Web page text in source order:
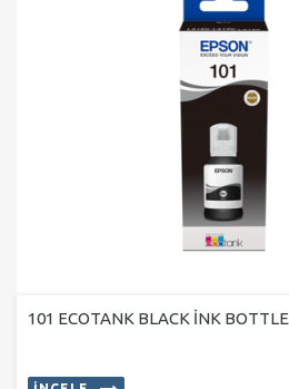
101 ECOTANK BLACK İNK BOTTLE